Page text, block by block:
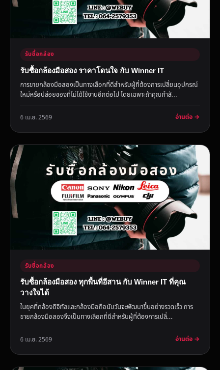
รับซื้อกล้อง
รับซื้อกล้องมือสอง ราคาโดนใจ กับ Winner IT
การขายกล้องมือสองเป็นทางเลือกที่ดีสำหรับผู้ที่ต้องการเปลี่ยนอุปกรณ์
ใหม่หรือปล่อยของที่ไม่ได้ใช้งานอีกต่อไป โดยเฉพาะถ้าคุณกำลั...
6 เม.ย. 2569 อ่านต่อ →
รับซื้อกล้อง
รับซื้อกล้องมือสอง ทุกพื้นที่อีสาน กับ Winner IT ที่คุณ
วางใจได้
ในยุคที่กล้องดิจิทัลและกล้องมือถือนับวันจะพัฒนาขึ้นอย่างรวดเร็ว การ
ขายกล้องมือสองจึงเป็นทางเลือกที่ดีสำหรับผู้ที่ต้องการเปลี่...
6 เม.ย. 2569 อ่านต่อ →